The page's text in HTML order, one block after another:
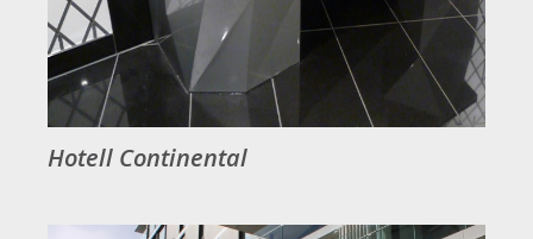
Hotell Continental